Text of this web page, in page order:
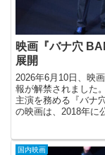
映画『バナ穴
展開
2026年6月10日、映
報が解禁されました
主演を務める『バナ
の映画は、2018年に
国内映画